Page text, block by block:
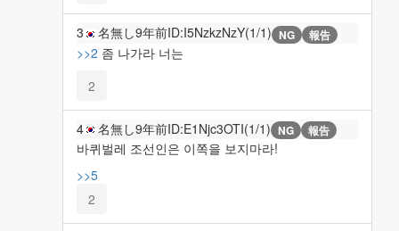
3 名無し9年前ID:I5NzkzNzY(1/1) NG 報告
>>2 좀 나가라 너는
2
4 名無し9年前ID:E1Njc3OTI(1/1) NG 報告
바퀴벌레 조선인은 이쪽을 보지마라!
>>5
2